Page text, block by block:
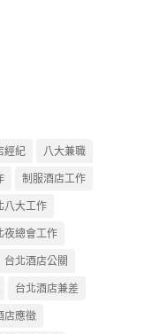
經紀
八大兼職
制服酒店工作
八大工作
夜總會工作
台北酒店公關
台北酒店兼差
店應徵